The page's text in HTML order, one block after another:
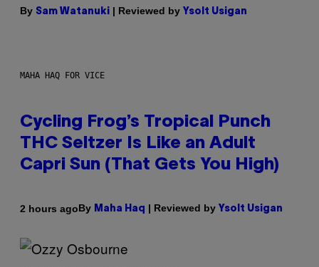
By Sam Watanuki | Reviewed by Ysolt Usigan
MAHA HAQ FOR VICE
Cycling Frog’s Tropical Punch
THC Seltzer Is Like an Adult
Capri Sun (That Gets You High)
2 hours agoBy Maha Haq | Reviewed by Ysolt Usigan